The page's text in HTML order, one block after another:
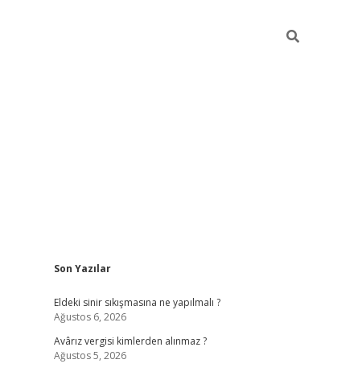
Sidebar
Son Yazılar
Eldeki sinir sıkışmasına ne yapılmalı ?
Ağustos 6, 2026
Avârız vergisi kimlerden alınmaz ?
Ağustos 5, 2026